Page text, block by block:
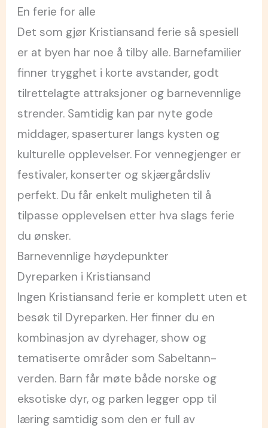
En ferie for alle
Det som gjør Kristiansand ferie så spesiell
er at byen har noe å tilby alle. Barnefamilier
finner trygghet i korte avstander, godt
tilrettelagte attraksjoner og barnevennlige
strender. Samtidig kan par nyte gode
middager, spaserturer langs kysten og
kulturelle opplevelser. For vennegjenger er
festivaler, konserter og skjærgårdsliv
perfekt. Du får enkelt muligheten til å
tilpasse opplevelsen etter hva slags ferie
du ønsker.
Barnevennlige høydepunkter
Dyreparken i Kristiansand
Ingen Kristiansand ferie er komplett uten et
besøk til Dyreparken. Her finner du en
kombinasjon av dyrehager, show og
tematiserte områder som Sabeltann-
verden. Barn får møte både norske og
eksotiske dyr, og parken legger opp til
læring samtidig som den er full av